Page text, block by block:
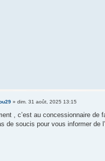
» dim. 31 août, 2025 13:15
, c’est au concessionnaire
de soucis pour vous informer de